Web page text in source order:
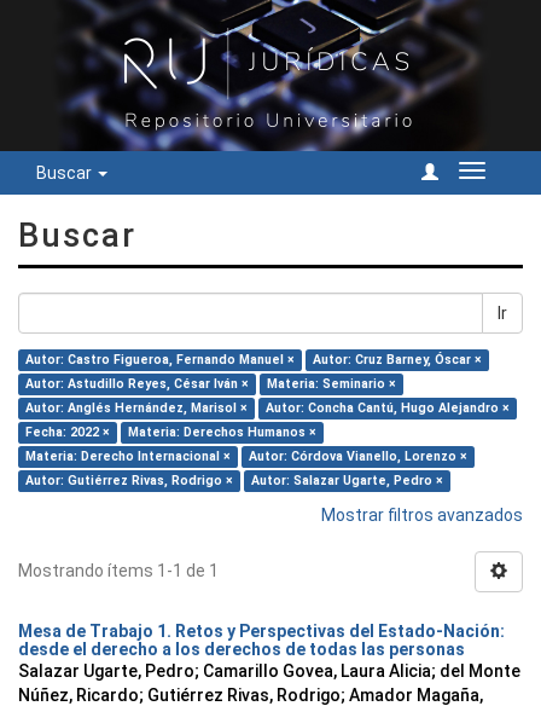
Buscar
Cambiar
Buscar
Ir
Autor: Castro Figueroa, Fernando Manuel ×
Autor: Cruz Barney, Óscar ×
Autor: Astudillo Reyes, César Iván ×
Materia: Seminario ×
Autor: Anglés Hernández, Marisol ×
Autor: Concha Cantú, Hugo Alejandro ×
Fecha: 2022 ×
Materia: Derechos Humanos ×
Materia: Derecho Internacional ×
Autor: Córdova Vianello, Lorenzo ×
Autor: Gutiérrez Rivas, Rodrigo ×
Autor: Salazar Ugarte, Pedro ×
Mostrar filtros avanzados
Mostrando ítems 1-1 de 1
Mesa de Trabajo 1. Retos y Perspectivas del Estado-Nación:
desde el derecho a los derechos de todas las personas
Salazar Ugarte, Pedro; Camarillo Govea, Laura Alicia; del Monte
Núñez, Ricardo; Gutiérrez Rivas, Rodrigo; Amador Magaña,